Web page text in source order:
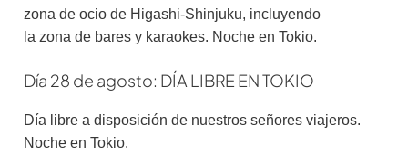
zona de ocio de Higashi-Shinjuku, incluyendo
la zona de bares y karaokes. Noche en Tokio.
Día 28 de agosto: DÍA LIBRE EN TOKIO
Día libre a disposición de nuestros señores viajeros.
Noche en Tokio.